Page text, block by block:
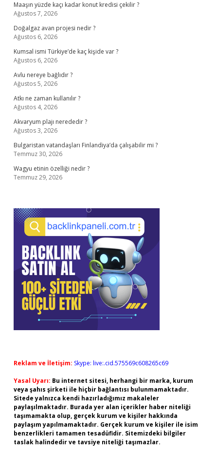
Maaşın yüzde kaçı kadar konut kredisi çekilir ?
Ağustos 7, 2026
Doğalgaz avan projesi nedir ?
Ağustos 6, 2026
Kumsal ismi Türkiye’de kaç kişide var ?
Ağustos 6, 2026
Avlu nereye bağlıdır ?
Ağustos 5, 2026
Atkı ne zaman kullanılır ?
Ağustos 4, 2026
Akvaryum plajı nerededir ?
Ağustos 3, 2026
Bulgaristan vatandaşları Finlandiya’da çalışabilir mi ?
Temmuz 30, 2026
Wagyu etinin özelliği nedir ?
Temmuz 29, 2026
Reklam ve İletişim: Skype: live:.cid.575569c608265c69
Yasal Uyarı: Bu internet sitesi, herhangi bir marka, kurum
veya şahıs şirketi ile hiçbir bağlantısı bulunmamaktadır.
Sitede yalnızca kendi hazırladığımız makaleler
paylaşılmaktadır. Burada yer alan içerikler haber niteliği
taşımamakta olup, gerçek kurum ve kişiler hakkında
paylaşım yapılmamaktadır. Gerçek kurum ve kişiler ile isim
benzerlikleri tamamen tesadüfidir. Sitemizdeki bilgiler
taslak halindedir ve tavsiye niteliği taşımazlar.